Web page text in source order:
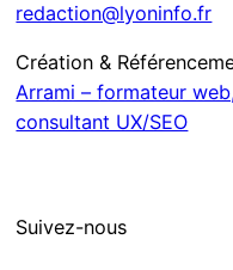
redaction@lyoninfo.fr
Création &
Arrami – formateur
consultant UX/SEO
Suivez-nous